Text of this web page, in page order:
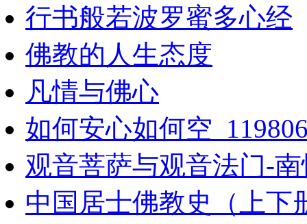
行书般若波罗蜜多心经
佛教的人生态度
凡情与佛心
如何安心如何空
观音菩萨与观音法门-
中国居士佛教史（上下